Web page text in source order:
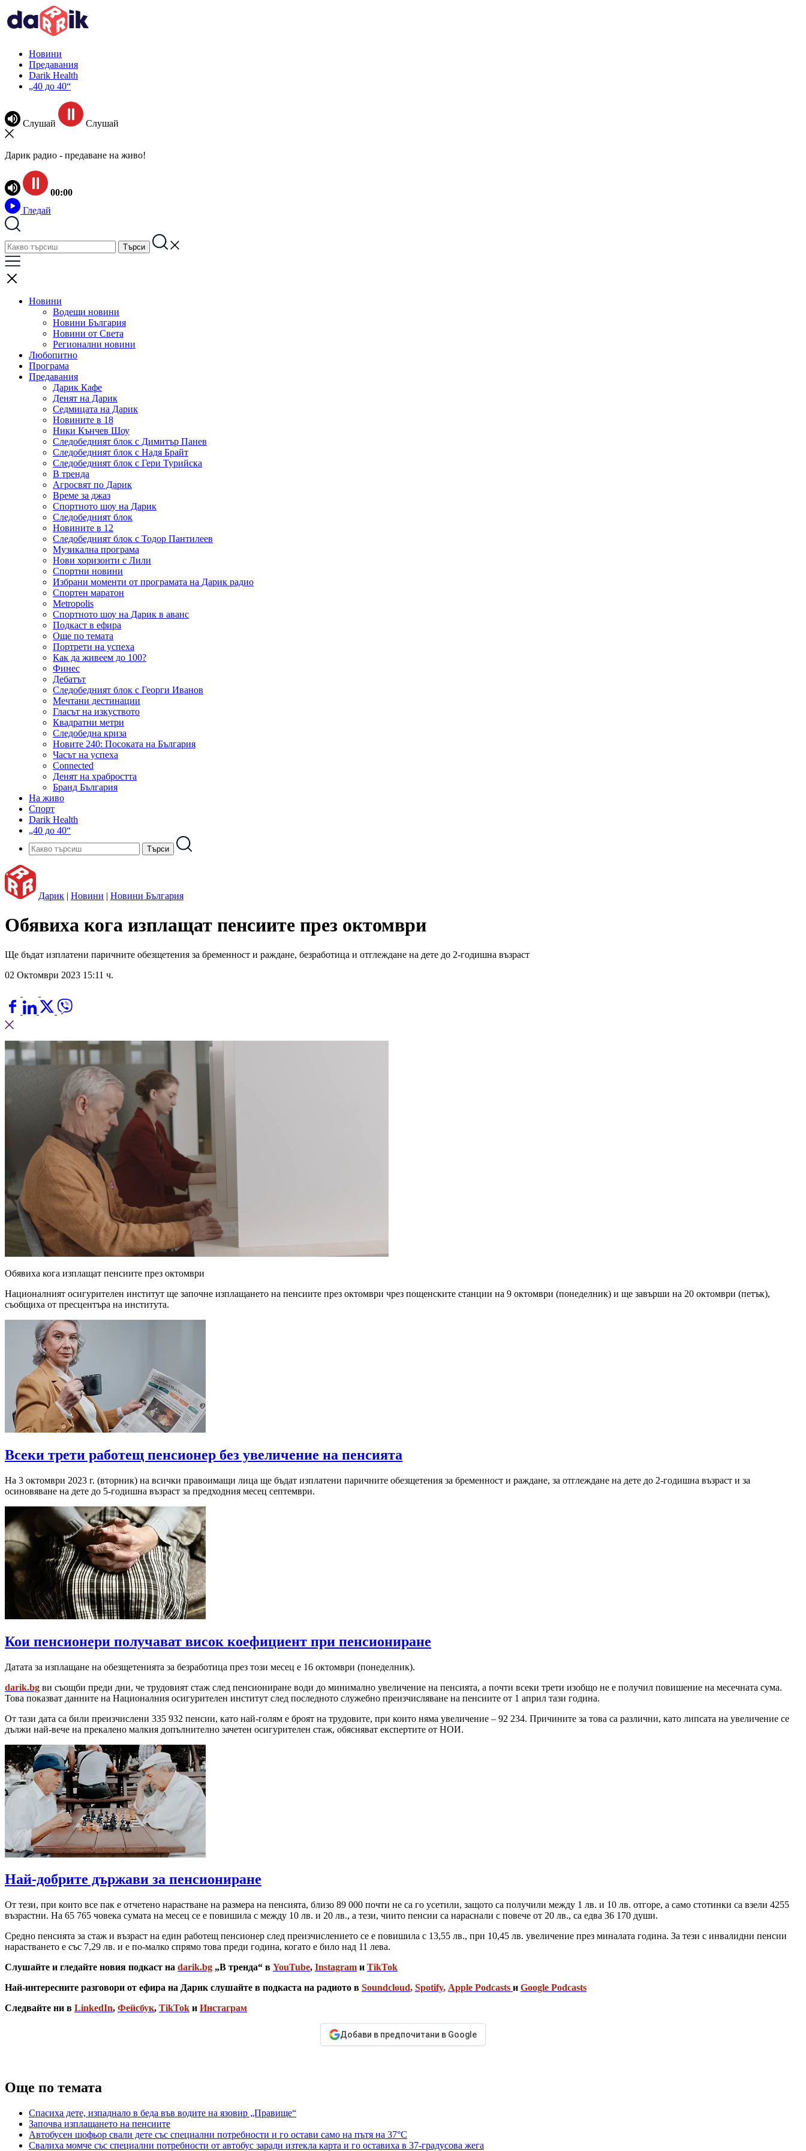
Новини
Предавания
Darik Health
„40 до 40“
Слушай Слушай
Дарик радио - предаване на живо!
00:00
Гледай
Новини
Водещи новини
Новини България
Новини от Света
Регионални новини
Любопитно
Програма
Предавания
Дарик Кафе
Денят на Дарик
Седмицата на Дарик
Новините в 18
Ники Кънчев Шоу
Следобедният блок с Димитър Панев
Следобедният блок с Надя Брайт
Следобедният блок с Гери Турийска
В тренда
Агросвят по Дарик
Време за джаз
Спортното шоу на Дарик
Следобедният блок
Новините в 12
Следобедният блок с Тодор Пантилеев
Музикална програма
Нови хоризонти с Лили
Спортни новини
Избрани моменти от програмата на Дарик радио
Спортен маратон
Metropolis
Спортното шоу на Дарик в аванс
Подкаст в ефира
Още по темата
Портрети на успеха
Как да живеем до 100?
Финес
Дебатът
Следобедният блок с Георги Иванов
Мечтани дестинации
Гласът на изкуството
Квадратни метри
Следобедна криза
Новите 240: Посоката на България
Часът на успеха
Connected
Денят на храбростта
Бранд България
На живо
Спорт
Darik Health
„40 до 40“
Дарик | Новини | Новини България
Обявиха кога изплащат пенсиите през октомври
Ще бъдат изплатени паричните обезщетения за бременност и раждане, безработица и отглеждане на дете до 2-годишна възраст
02 Октомври 2023 15:11 ч.
Обявиха кога изплащат пенсиите през октомври
Националният осигурителен институт ще започне изплащането на пенсиите през октомври чрез пощенските станции на 9 октомври (понеделник) и ще завърши на 20 октомври (петък),
съобщиха от пресцентъра на института.
Всеки трети работещ пенсионер без увеличение на пенсията
На 3 октомври 2023 г. (вторник) на всички правоимащи лица ще бъдат изплатени паричните обезщетения за бременност и раждане, за отглеждане на дете до 2-годишна възраст и за
осиновяване на дете до 5-годишна възраст за предходния месец септември.
Кои пенсионери получават висок коефициент при пенсиониране
Датата за изплащане на обезщетенията за безработица през този месец е 16 октомври (понеделник).
darik.bg ви съощби преди дни, че трудовият стаж след пенсиониране води до минимално увеличение на пенсията, а почти всеки трети изобщо не е получил повишение на месечната сума.
Това показват данните на Националния осигурителен институт след последното служебно преизчисляване на пенсиите от 1 април тази година.
От тази дата са били преизчислени 335 932 пенсии, като най-голям е броят на трудовите, при които няма увеличение – 92 234. Причините за това са различни, като липсата на увеличение се
дължи най-вече на прекалено малкия допълнително зачетен осигурителен стаж, обясняват експертите от НОИ.
Най-добрите държави за пенсиониране
От тези, при които все пак е отчетено нарастване на размера на пенсията, близо 89 000 почти не са го усетили, защото са получили между 1 лв. и 10 лв. отгоре, а само стотинки са взели 4255
възрастни. На 65 765 човека сумата на месец се е повишила с между 10 лв. и 20 лв., а тези, чиито пенсии са нараснали с повече от 20 лв., са едва 36 170 души.
Средно пенсията за стаж и възраст на един работещ пенсионер след преизчислението се е повишила с 13,55 лв., при 10,45 лв. увеличение през миналата година. За тези с инвалидни пенсии
нарастването е със 7,29 лв. и е по-малко спрямо това преди година, когато е било над 11 лева.
Слушайте и гледайте новия подкаст на darik.bg „В тренда“ в YouTube, Instagram и TikTok
Най-интересните разговори от ефира на Дарик слушайте в подкаста на радиото в Soundcloud, Spotify, Apple Podcasts и Google Podcasts
Следвайте ни в LinkedIn, Фейсбук, TikTok и Инстаграм
Добави в предпочитани в Google
Още по темата
Спасиха дете, изпаднало в беда във водите на язовир „Правище“
Започва изплащането на пенсиите
Автобусен шофьор свали дете със специални потребности и го остави само на пътя на 37°C
Свалиха момче със специални потребности от автобус заради изтекла карта и го оставиха в 37-градусова жега